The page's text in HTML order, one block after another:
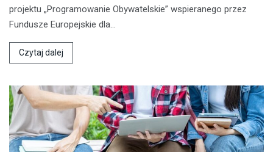
projektu „Programowanie Obywatelskie” wspieranego przez
Fundusze Europejskie dla…
Czytaj dalej